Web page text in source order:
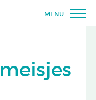
MENU